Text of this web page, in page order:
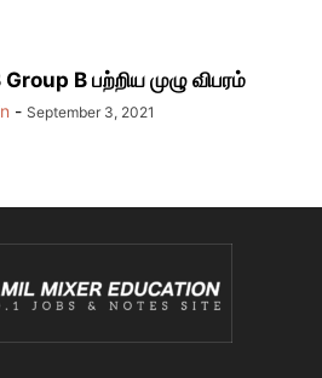
Group B பற்றிய முழு விபரம்
- September 3, 2021